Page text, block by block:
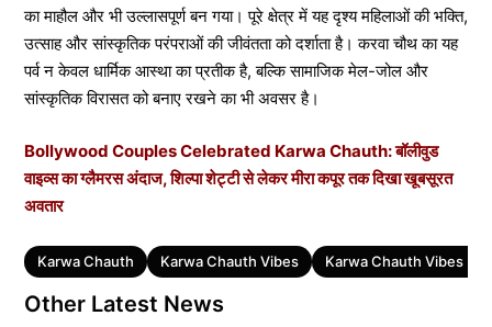
का माहौल और भी उल्लासपूर्ण बन गया। पूरे क्षेत्र में यह दृश्य महिलाओं की भक्ति,
उत्साह और सांस्कृतिक परंपराओं की जीवंतता को दर्शाता है। करवा चौथ का यह
पर्व न केवल धार्मिक आस्था का प्रतीक है, बल्कि सामाजिक मेल-जोल और
सांस्कृतिक विरासत को बनाए रखने का भी अवसर है।
Bollywood Couples Celebrated Karwa Chauth: बॉलीवुड
वाइव्स का ग्लैमरस अंदाज, शिल्पा शेट्टी से लेकर मीरा कपूर तक दिखा खूबसूरत
अवतार
Tags
Karwa Chauth Karwa Chauth Vibes Karwa Chauth Vibes In
Other Latest News